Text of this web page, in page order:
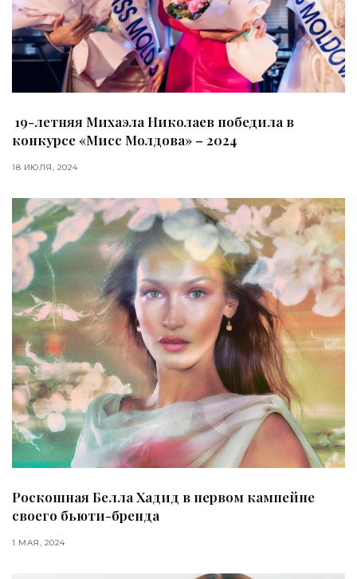
19-летняя Михаэла Николаев победила в
конкурсе «Мисс Молдова» – 2024
18 ИЮЛЯ, 2024
Роскошная Белла Хадид в первом кампейне
своего бьюти-бренда
1 МАЯ, 2024